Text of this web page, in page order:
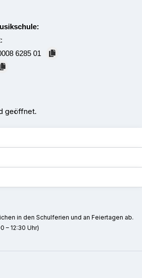
6285 01
geöffnet.
in den Schulferien und an Feiertagen ab.
– 12:30 Uhr)